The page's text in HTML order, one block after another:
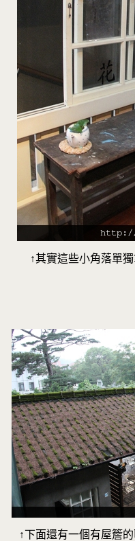
↑其實這些小角落單
↑下面還有一個有屋簷